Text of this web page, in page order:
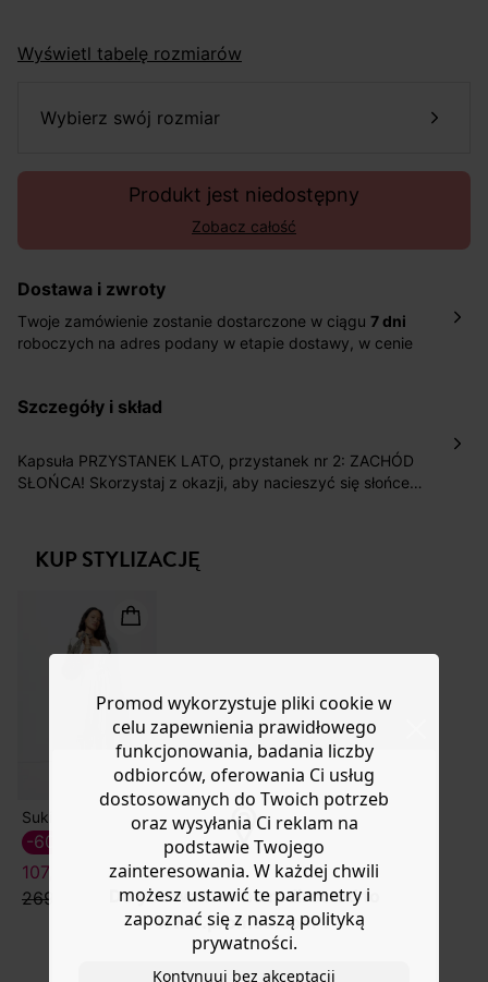
Do you want to be redirected to
www.promod.com ?
Wyświetl tabelę rozmiarów
wybierz swój rozmiar
Produkt jest niedostępny
Zobacz całość
Dostawa i zwroty
Twoje zamówienie zostanie dostarczone w ciągu 7 dni
roboczych na adres podany w etapie dostawy, w cenie
pośrednictwem DHL Express.
roboczych do wybranego przez Ciebie paczkomatu , a
koszt przesyłki wynosi 9,40 zł.
Pomoc
szczegóły i skład
Kapsuła PRZYSTANEK LATO, przystanek nr 2: ZACHÓD
SŁOŃCA! Skorzystaj z okazji, aby nacieszyć się słońcem
kieszenie. Zawiera lyocell, materiał pochodzący z pulpy
drzewa eukaliptusowego pochodzącego z lasów
KUP STYLIZACJĘ
Sukienka midi
107,50 ZŁ
269,90 zł
-60%
Promod wykorzystuje pliki cookie w
celu zapewnienia prawidłowego
funkcjonowania, badania liczby
odbiorców, oferowania Ci usług
dostosowanych do Twoich potrzeb
oraz wysyłania Ci reklam na
podstawie Twojego
zainteresowania. W każdej chwili
możesz ustawić te parametry i
zapoznać się z naszą polityką
prywatności.
Kontynuuj bez akceptacji